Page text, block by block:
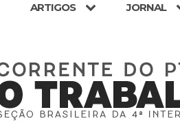
ARTIGOS JORNAL